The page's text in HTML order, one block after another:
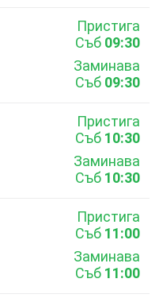
Пристига
Съб 09:30
Заминава
Съб 09:30
Пристига
Съб 10:30
Заминава
Съб 10:30
Пристига
Съб 11:00
Заминава
Съб 11:00